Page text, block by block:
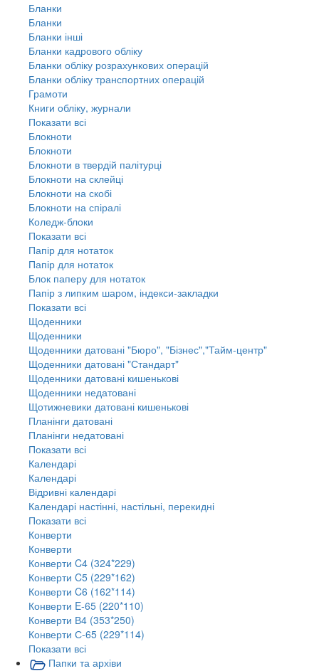
Бланки
Бланки
Бланки інші
Бланки кадрового обліку
Бланки обліку розрахункових операцій
Бланки обліку транспортних операцій
Грамоти
Книги обліку, журнали
Показати всі
Блокноти
Блокноти
Блокноти в твердій палітурці
Блокноти на склейці
Блокноти на скобі
Блокноти на спіралі
Коледж-блоки
Показати всі
Папір для нотаток
Папір для нотаток
Блок паперу для нотаток
Папір з липким шаром, індекси-закладки
Показати всі
Щоденники
Щоденники
Щоденники датовані "Бюро", "Бізнес","Тайм-центр"
Щоденники датовані "Стандарт"
Щоденники датовані кишенькові
Щоденники недатовані
Щотижневики датовані кишенькові
Планінги датовані
Планінги недатовані
Показати всі
Календарі
Календарі
Відривні календарі
Календарі настінні, настільні, перекидні
Показати всі
Конверти
Конверти
Конверти C4 (324*229)
Конверти C5 (229*162)
Конверти C6 (162*114)
Конверти E-65 (220*110)
Конверти В4 (353*250)
Конверти С-65 (229*114)
Показати всі
Папки та архіви